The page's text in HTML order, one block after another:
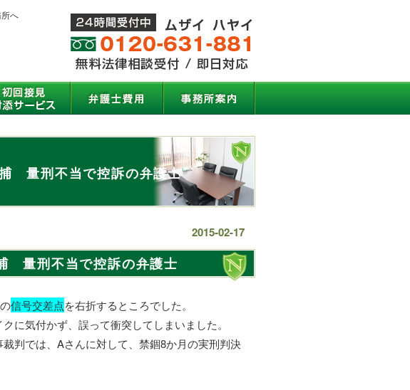
へ
量刑不当で控訴の弁護士
2015-02-17
量刑不当で控訴の弁護士
信号交差点を右折するところでした。
に気付かず、誤って衝突してしまいました。
判では、Aさんに対して、禁錮8か月の実刑判決